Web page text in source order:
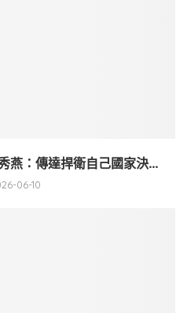
：傳達捍衛自己國家決...
06-10